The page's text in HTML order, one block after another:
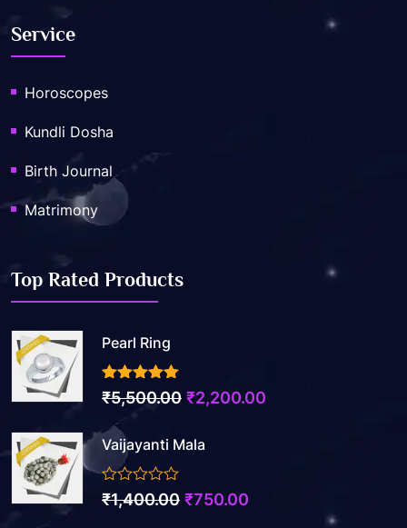
Service
Horoscopes
Kundli Dosha
Birth Journal
Matrimony
Top Rated Products
Pearl Ring
3.50out of 5
₹5,500.00 Original
was:
₹2,200.00
Vaijayanti Mala
0
out
₹1,400.00 Original
₹750.00